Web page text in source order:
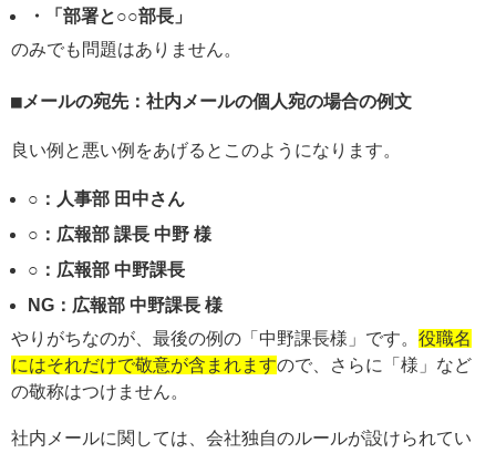
・「部署と○○部長」
のみでも問題はありません。
メールの宛先：社内メールの個人宛の場合の例文
良い例と悪い例をあげるとこのようになります。
○：人事部 田中さん
○：広報部 課長 中野 様
○：広報部 中野課長
NG：広報部 中野課長 様
やりがちなのが、最後の例の「中野課長様」です。 役職名
にはそれだけで敬意が含まれますので、さらに「様」など
の敬称はつけません。
社内メールに関しては、会社独自のルールが設けられてい